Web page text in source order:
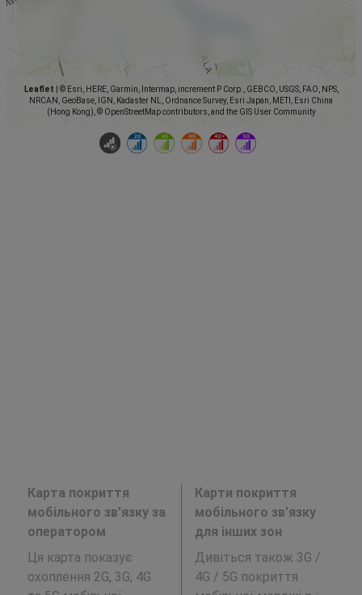
Leaflet
© Esri, HERE, Garmin, Intermap, increment P Corp., GEBCO, USGS, FAO, NPS,
NRCAN, GeoBase, IGN, Kadaster NL, Ordnance Survey, Esri Japan, METI, Esri China
(Hong Kong), © OpenStreetMap contributors, and the GIS User Community
Карта покриття
мобільного зв’язку за
оператором
Ця карта показує
охоплення 2G, 3G, 4G
Карти покриття
мобільного зв’язку
для інших зон
Дивіться також 3G /
4G / 5G покриття